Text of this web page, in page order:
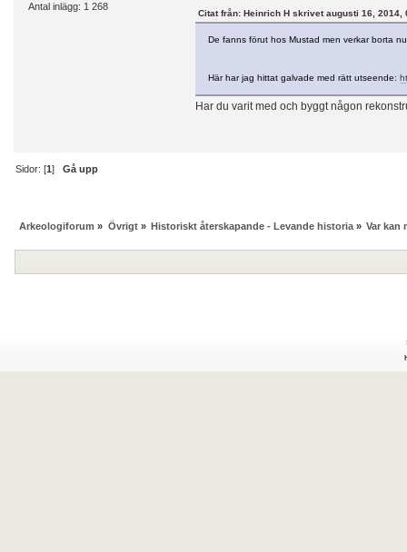
Antal inlägg: 1 268
Citat från: Heinrich H skrivet augusti 16, 2014,
De fanns förut hos Mustad men verkar borta
Här har jag hittat galvade med rätt utseende:
Har du varit med och byggt någon
Sidor: [1]Gå upp
Arkeologiforum » Övrigt» Historiskt återskapande - Levande historia» Var kan